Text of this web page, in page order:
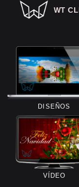
WT
DISEÑOS
VÍDEO